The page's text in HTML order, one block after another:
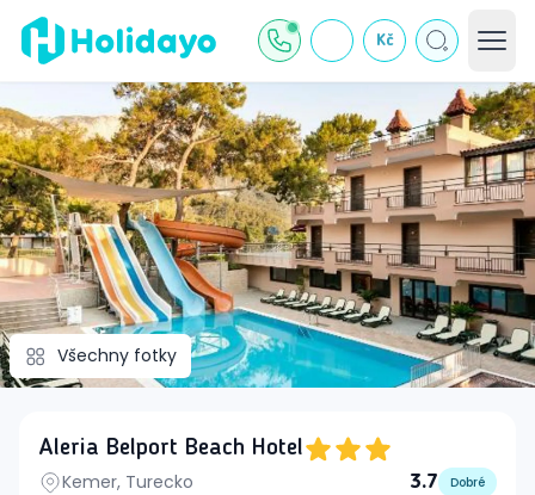
Kč
Všechny fotky
Aleria Belport Beach Hotel
Kemer, Turecko
3.7 Dobré